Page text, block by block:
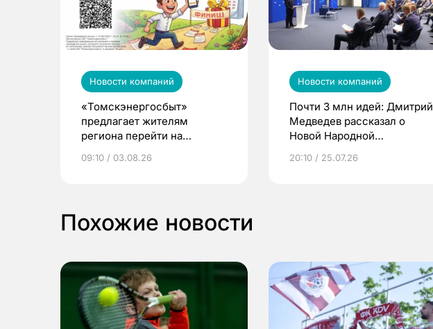
Новости компаний
«Томскэнергосбыт»
предлагает жителям
региона перейти на
выиграть призы
09:10 / 03.08.26
Новости компаний
Почти 3 млн идей: Дмитрий
Медведев рассказал о
Новой Народной
20:10 / 25.07.26
Похожие новости